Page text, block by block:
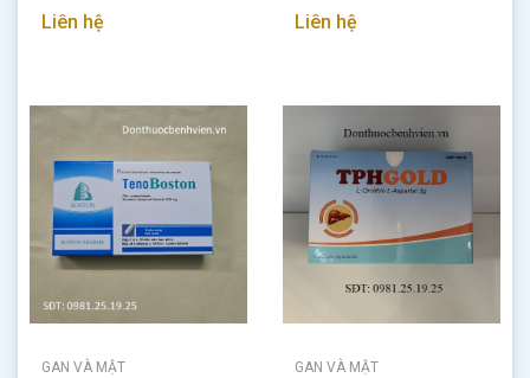
Liên hệ Liên hệ
GAN VÀ MẬT GAN VÀ MẬT